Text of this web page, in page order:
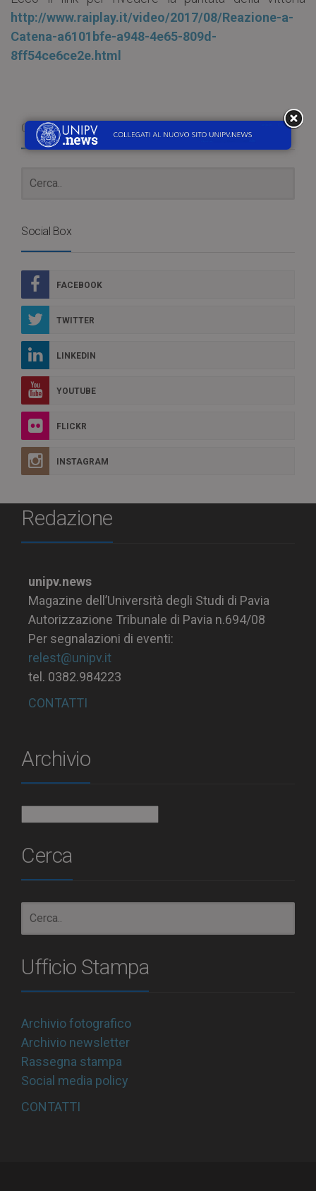
http://www.raiplay.it/video/2017/08/Reazione-a-
Catena-a6101bfe-a948-4e65-809d-
8ff54ce6ce2e.html
Cerca
Social Box
FACEBOOK
TWITTER
LINKEDIN
YOUTUBE
FLICKR
INSTAGRAM
Redazione
unipv.news
Magazine dell’Università degli Studi di Pavia
Autorizzazione Tribunale di Pavia n.694/08
Per segnalazioni di eventi:
relest@unipv.it
tel. 0382.984223
CONTATTI
Archivio
Cerca
Ufficio Stampa
Archivio fotografico
Archivio newsletter
Rassegna stampa
Social media policy
CONTATTI